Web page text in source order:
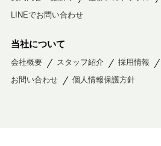
LINEでお問い合わせ
当社について
会社概要 スタッフ紹介 採用情報
お問い合わせ
個人情報保護方針